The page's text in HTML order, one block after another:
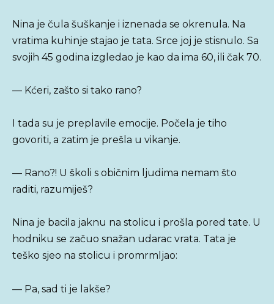
Nina je čula šuškanje i iznenada se okrenula. Na
vratima kuhinje stajao je tata. Srce joj je stisnulo. Sa
svojih 45 godina izgledao je kao da ima 60, ili čak 70.
— Kćeri, zašto si tako rano?
I tada su je preplavile emocije. Počela je tiho
govoriti, a zatim je prešla u vikanje.
— Rano?! U školi s običnim ljudima nemam što
raditi, razumiješ?
Nina je bacila jaknu na stolicu i prošla pored tate. U
hodniku se začuo snažan udarac vrata. Tata je
teško sjeo na stolicu i promrmljao:
— Pa, sad ti je lakše?